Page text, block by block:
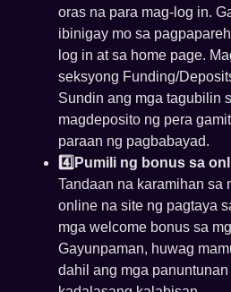
oras na para mag-log in.
ibinigay mo sa
log in at sa home page.
seksyong Funding/
Sundin ang mga tagubilin
magdeposito ng pera
paraan ng pagbabayad.
4️⃣Pumili ng bonus sa
Tandaan na karamihan sa
online na site ng pagtaya
mga welcome bonus sa
Gayunpaman, huwag
dahil ang mga